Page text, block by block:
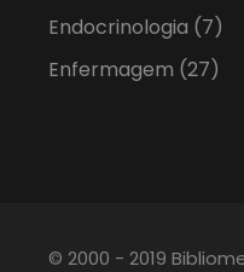
Endocrinologia (7)
Enfermagem (27)
© 2000 - 2019